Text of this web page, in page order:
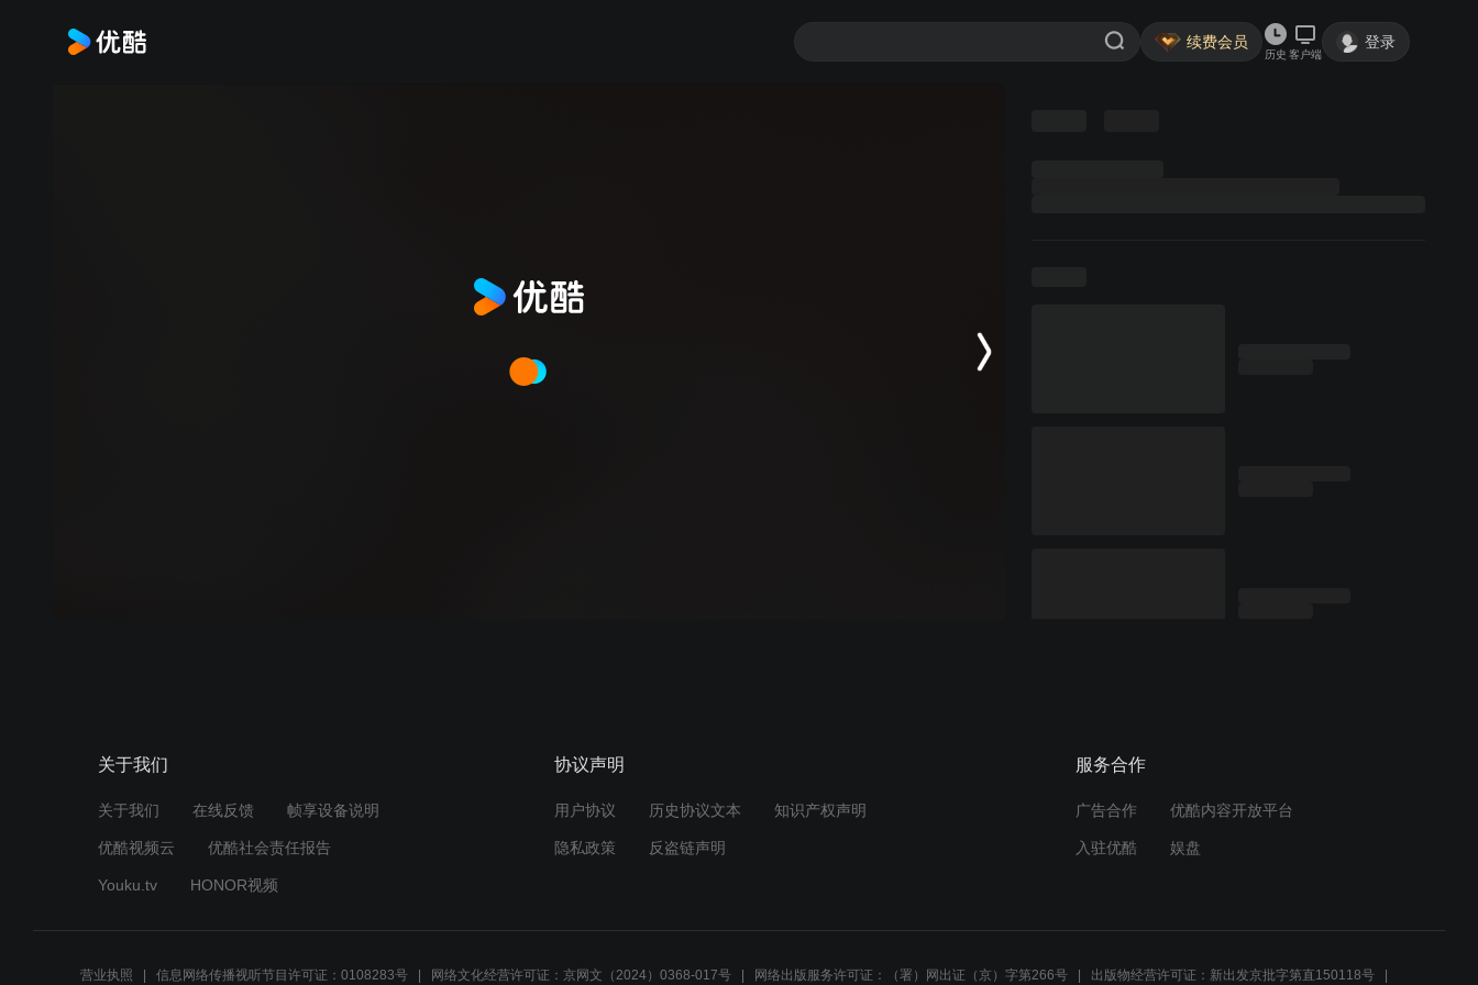
续费会员
历史 客户端
登录
关于我们
关于我们 在线反馈 帧享设备说明
优酷视频云 优酷社会责任报告
Youku.tv HONOR视频
协议声明
用户协议 历史协议文本 知识产权声明
隐私政策 反盗链声明
服务合作
广告合作 优酷内容开放平台
入驻优酷 娱盘
营业执照 信息网络传播视听节目许可证：0108283号 网络文化经营许可证：京网文（2024）0368-017号 网络出版服务许可证：（署）网出证（京）字第266号 出版物经营许可证：新出发京批字第直150118号